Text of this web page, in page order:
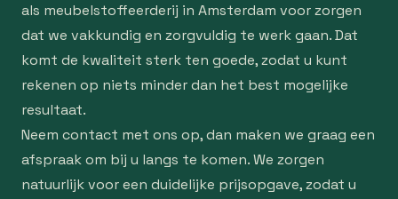
als meubelstoffeerderij in Amsterdam voor zorgen
dat we vakkundig en zorgvuldig te werk gaan. Dat
komt de kwaliteit sterk ten goede, zodat u kunt
rekenen op niets minder dan het best mogelijke
resultaat.
Neem contact met ons op, dan maken we graag een
afspraak om bij u langs te komen. We zorgen
natuurlijk voor een duidelijke prijsopgave, zodat u